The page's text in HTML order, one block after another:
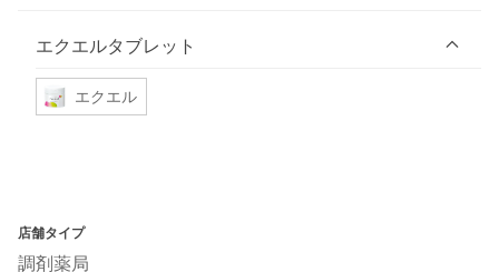
エクエルタブレット
エクエル
店舗タイプ
調剤薬局